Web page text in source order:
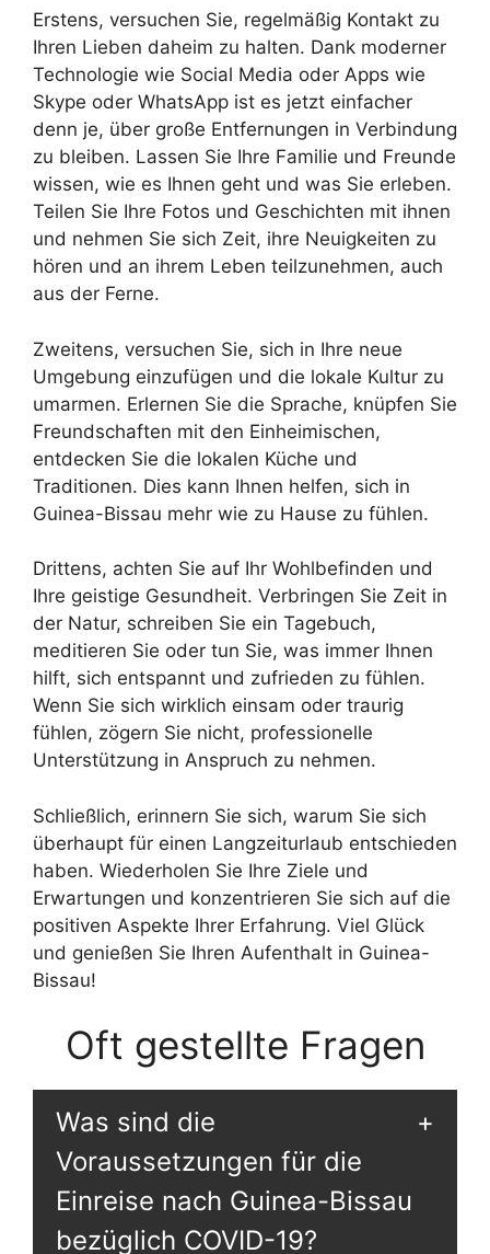
Erstens, versuchen Sie, regelmäßig Kontakt zu
Ihren Lieben daheim zu halten. Dank moderner
Technologie wie Social Media oder Apps wie
Skype oder WhatsApp ist es jetzt einfacher
denn je, über große Entfernungen in Verbindung
zu bleiben. Lassen Sie Ihre Familie und Freunde
wissen, wie es Ihnen geht und was Sie erleben.
Teilen Sie Ihre Fotos und Geschichten mit ihnen
und nehmen Sie sich Zeit, ihre Neuigkeiten zu
hören und an ihrem Leben teilzunehmen, auch
aus der Ferne.
Zweitens, versuchen Sie, sich in Ihre neue
Umgebung einzufügen und die lokale Kultur zu
umarmen. Erlernen Sie die Sprache, knüpfen Sie
Freundschaften mit den Einheimischen,
entdecken Sie die lokalen Küche und
Traditionen. Dies kann Ihnen helfen, sich in
Guinea-Bissau mehr wie zu Hause zu fühlen.
Drittens, achten Sie auf Ihr Wohlbefinden und
Ihre geistige Gesundheit. Verbringen Sie Zeit in
der Natur, schreiben Sie ein Tagebuch,
meditieren Sie oder tun Sie, was immer Ihnen
hilft, sich entspannt und zufrieden zu fühlen.
Wenn Sie sich wirklich einsam oder traurig
fühlen, zögern Sie nicht, professionelle
Unterstützung in Anspruch zu nehmen.
Schließlich, erinnern Sie sich, warum Sie sich
überhaupt für einen Langzeiturlaub entschieden
haben. Wiederholen Sie Ihre Ziele und
Erwartungen und konzentrieren Sie sich auf die
positiven Aspekte Ihrer Erfahrung. Viel Glück
und genießen Sie Ihren Aufenthalt in Guinea-
Bissau!
Oft gestellte Fragen
Was sind die
Voraussetzungen für die
Einreise nach Guinea-Bissau
bezüglich COVID-19?